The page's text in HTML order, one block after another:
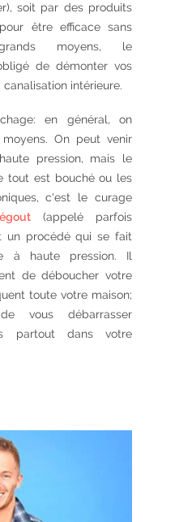
soit par des produits
être efficace sans
moyens, le
de démonter vos
intérieure.
en général, on
On peut venir
pression, mais le
tout est bouché ou les
c'est le curage
(appelé parfois
un procédé qui se fait
à haute pression. Il
de déboucher votre
toute votre maison;
vous débarrasser
partout dans votre